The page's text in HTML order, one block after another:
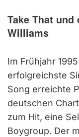
Take That
Williams
Im Frühjahr
erfolgreichste
Song erreichte
deutschen
zum Hit, eine
Boygroup. Der